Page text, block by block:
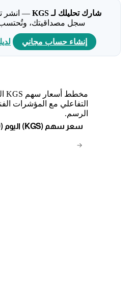
شارك تحليلك لـ KGS
— انشر
سجل مصداقيتك، وتُحتسب
إنشاء حساب مجاني
التفاعلي مع المؤشرات
الرسم.
→
(2026/08/10) اليوم (KGS) سعر سهم